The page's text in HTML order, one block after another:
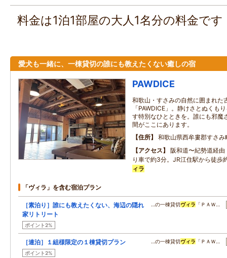
料金は1泊1部屋の大人1名分の料金で
愛犬も一緒に、一棟貸切の誰にも教えたくない癒しの宿
PAWDICE
和歌山・すさみの自然に囲まれた
「PAWDICE」。静けさとぬくも
す特別なひとときを。誰にも邪魔
間がここにあります。
住所
和歌山県西牟婁郡すさみ
アクセス
阪和道〜紀勢道経
り車で約3分。JR江住駅から徒歩
ィラ
「ヴィラ」を含む宿泊プラン
［素泊り］誰にも教えたくない、海辺の隠れ
家リトリート
ポイント2%
…の一棟貸切ヴィラ 「ＰＡＷ…
［連泊］１組様限定の１棟貸切プラン
ポイント2%
…の一棟貸切ヴィラ 「ＰＡＷ…